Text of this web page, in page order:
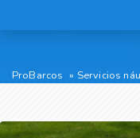
ProBarcos Servicios